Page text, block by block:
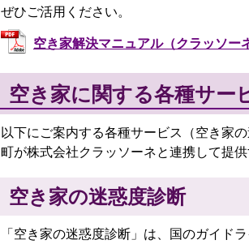
ぜひご活用ください。
空き家解決マニュアル（クラッソー
空き家に関する各種サー
以下にご案内する各種サービス（空き家
町が株式会社クラッソーネと連携して提供
空き家の迷惑度診断
「空き家の迷惑度診断」は、国のガイド